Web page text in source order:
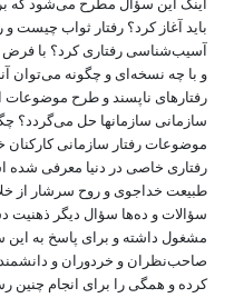
اینک این سؤال مطرح می‌شود که
باید آغاز کرد؟ رفتار ثواب چیست
آسیب‌شناسی رفتاری کرد؟ با
و با چه نسخه‌ای و چگونه می‌توان
رفتارهای ناپسند و طرح موضوعات
سازمانی سازمانها حل می‌گردد؟
موضوعات رفتار سازمانی کارکنان
رفتاری خاصی در دنیا معرفی شده
طبیعت خداجوی و روح سرشار از
سؤالات و ده‌ها سؤال دیگر ذهنیت
مشغول داشته و برای پاسخ به
صاحب‌نظران و خردوران و
کرده و همگی را برای انجام